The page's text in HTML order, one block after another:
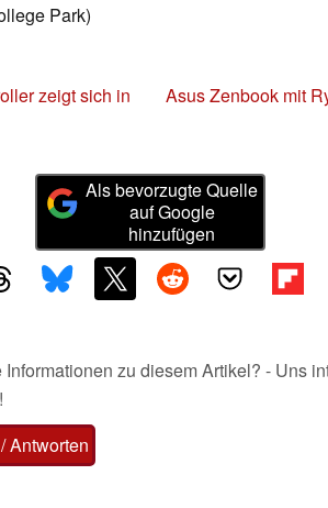
Park)
zeigt sich in
Asus Zenbook mit
Als bevorzugte Quelle
auf Google
hinzufügen
zu diesem Artikel? - Uns
Antworten